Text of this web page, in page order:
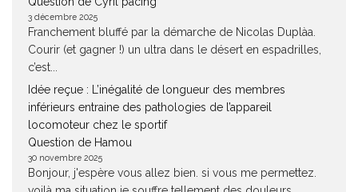
3 décembre 2025
Franchement bluffé par la démarche de Nicolas Duplàa.
Courir (et gagner !) un ultra dans le désert en espadrilles,
c’est...
Idée reçue : L’inégalité de longueur des membres
inférieurs entraine des pathologies de l’appareil
locomoteur chez le sportif
Question de Hamou
30 novembre 2025
Bonjour, j'espère vous allez bien. si vous me permettez.